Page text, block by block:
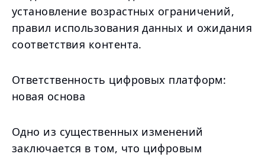
установление возрастных ограничений,
правил использования данных и ожидания
соответствия контента.
Ответственность цифровых платформ:
новая основа
Одно из существенных изменений
заключается в том, что цифровым